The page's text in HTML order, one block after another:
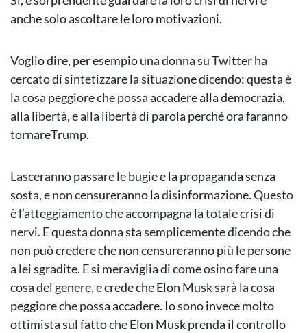
anche solo ascoltare le loro motivazioni.
Voglio dire, per esempio una donna su Twitter ha
cercato di sintetizzare la situazione dicendo: questa è
la cosa peggiore che possa accadere alla democrazia,
alla libertà, e alla libertà di parola perché ora faranno
tornareTrump.
Lasceranno passare le bugie e la propaganda senza
sosta, e non censureranno la disinformazione. Questo
è l’atteggiamento che accompagna la totale crisi di
nervi. E questa donna sta semplicemente dicendo che
non può credere che non censureranno più le persone
a lei sgradite. E si meraviglia di come osino fare una
cosa del genere, e crede che Elon Musk sarà la cosa
peggiore che possa accadere. Io sono invece molto
ottimista sul fatto che Elon Musk prenda il controllo